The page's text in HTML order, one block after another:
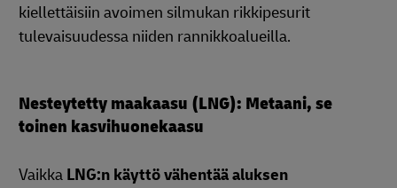
kiellettäisiin avoimen silmukan rikkipesurit
tulevaisuudessa niiden rannikkoalueilla.
Nesteytetty maakaasu (LNG): Metaani, se
toinen kasvihuonekaasu
Vaikka LNG:n käyttö vähentää aluksen